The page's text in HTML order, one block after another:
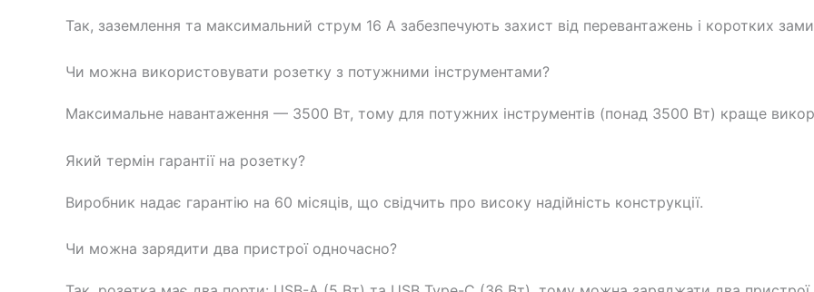
Так, заземлення та максимальний струм 16 А забезпечують захист від перевантажень і коротких
Чи можна використовувати розетку з потужними інструментами?
Максимальне навантаження — 3500 Вт, тому для потужних інструментів (понад 3500 Вт) краще
Який термін гарантії на розетку?
Виробник надає гарантію на 60 місяців, що свідчить про високу надійність конструкції.
Чи можна зарядити два пристрої одночасно?